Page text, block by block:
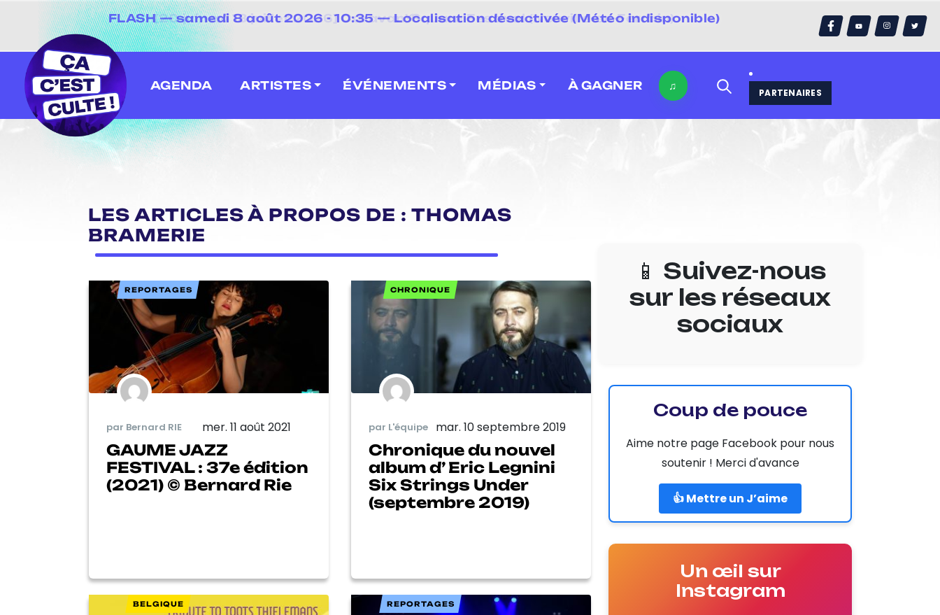
⚡
FLASH — samedi 8 août 2026 - 10:35 — Localisation désactivée (Météo indisponible)
[20 juin au 13 juillet 2026] Caravan' Square Festival (Neuville-en-Ferrain)
AGENDA ARTISTES ÉVÉNEMENTS MÉDIAS À GAGNER ♫
PARTENAIRES
LES ARTICLES À PROPOS DE : THOMAS
BRAMERIE
REPORTAGES
par Bernard RIE mer. 11 août 2021
GAUME JAZZ
FESTIVAL : 37e édition
(2021) © Bernard Rie
CHRONIQUE
par L'équipe mar. 10 septembre 2019
Chronique du nouvel
album d’ Eric Legnini
Six Strings Under
(septembre 2019)
BELGIQUE REPORTAGES
📱 Suivez-nous
sur les réseaux
sociaux
Coup de pouce
Aime notre page Facebook pour nous
soutenir ! Merci d'avance
👍 Mettre un J’aime
Un œil sur
Instagram